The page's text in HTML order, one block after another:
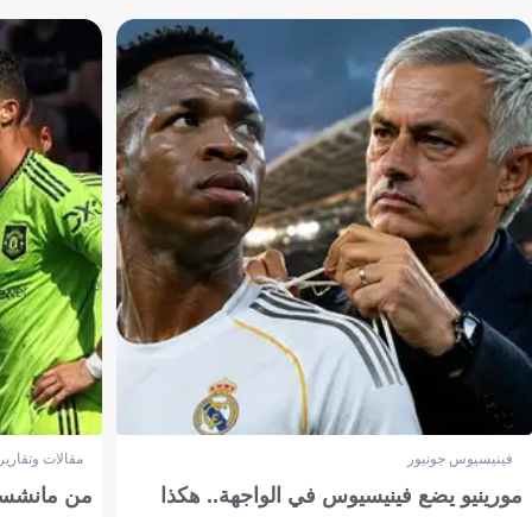
فينيسيوس جونيور
مورينيو يضع فينيسيوس في الواجهة.. هكذا
مقالات
من